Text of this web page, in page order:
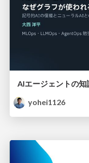
yohei1126